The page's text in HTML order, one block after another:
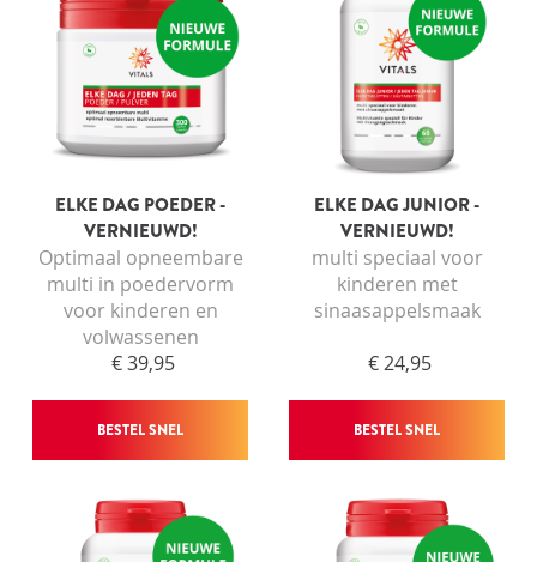
ELKE DAG POEDER -
VERNIEUWD!
Optimaal opneembare
multi in poedervorm
voor kinderen en
volwassenen
€ 39,95
BESTEL SNEL
ELKE DAG JUNIOR -
VERNIEUWD!
multi speciaal voor
kinderen met
sinaasappelsmaak
€ 24,95
BESTEL SNEL